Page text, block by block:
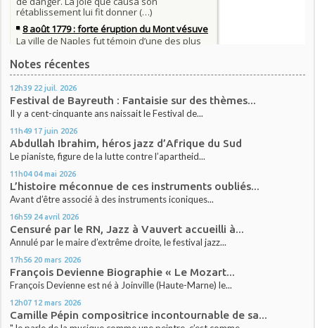
Notes récentes
12h39 22 juil. 2026
Festival de Bayreuth : Fantaisie sur des thèmes...
Il y a cent-cinquante ans naissait le Festival de...
11h49 17 juin 2026
Abdullah Ibrahim, héros jazz d’Afrique du Sud
Le pianiste, figure de la lutte contre l’apartheid...
11h04 04 mai 2026
L’histoire méconnue de ces instruments oubliés...
Avant d’être associé à des instruments iconiques...
16h59 24 avril 2026
Censuré par le RN, Jazz à Vauvert accueilli à...
Annulé par le maire d’extrême droite, le festival jazz...
17h56 20 mars 2026
François Devienne Biographie « Le Mozart...
François Devienne est né à Joinville (Haute-Marne) le...
12h07 12 mars 2026
Camille Pépin compositrice incontournable de sa...